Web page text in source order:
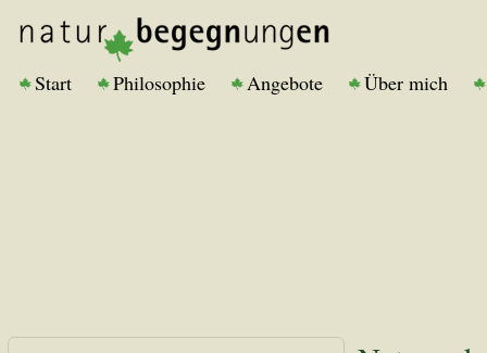
Start Philosophie Angebote Über mich